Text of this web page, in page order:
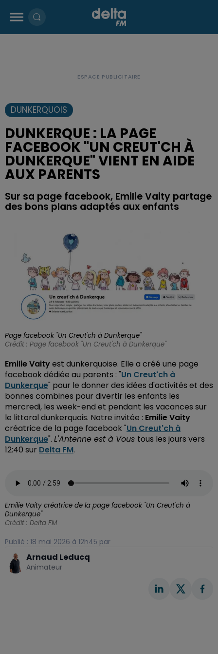
DUNKERQUOIS
DUNKERQUE : LA PAGE
FACEBOOK "UN CREUT'CH À
DUNKERQUE" VIENT EN AIDE
AUX PARENTS
Sur sa page facebook, Emilie Vaity partage
des bons plans adaptés aux enfants
Page facebook "Un Creut'ch à Dunkerque"
Crédit : Page facebook "Un Creut'ch à Dunkerque"
Emilie Vaityest dunkerquoise. Elle a créé une page
facebook dédiée au parents : "Un Creut'ch à
Dunkerque" pour le donner des idées d'activités et des
bonnes combines pour divertir les enfants les
mercredi, les week-end et pendant les vacances sur
le littoral dunkerquois. Notre invitée : Emilie Vaity
créatrice de la page facebook "Un Creut'ch à
Dunkerque". L'Antenne est à Vous tous les jours vers
12:40 sur Delta FM.
Emilie Vaity créatrice de la page facebook "Un Creut'ch à
Dunkerque"
Crédit : Delta FM
Publié : 18 mai 2026 à 12h45 par
Arnaud Leducq
Animateur